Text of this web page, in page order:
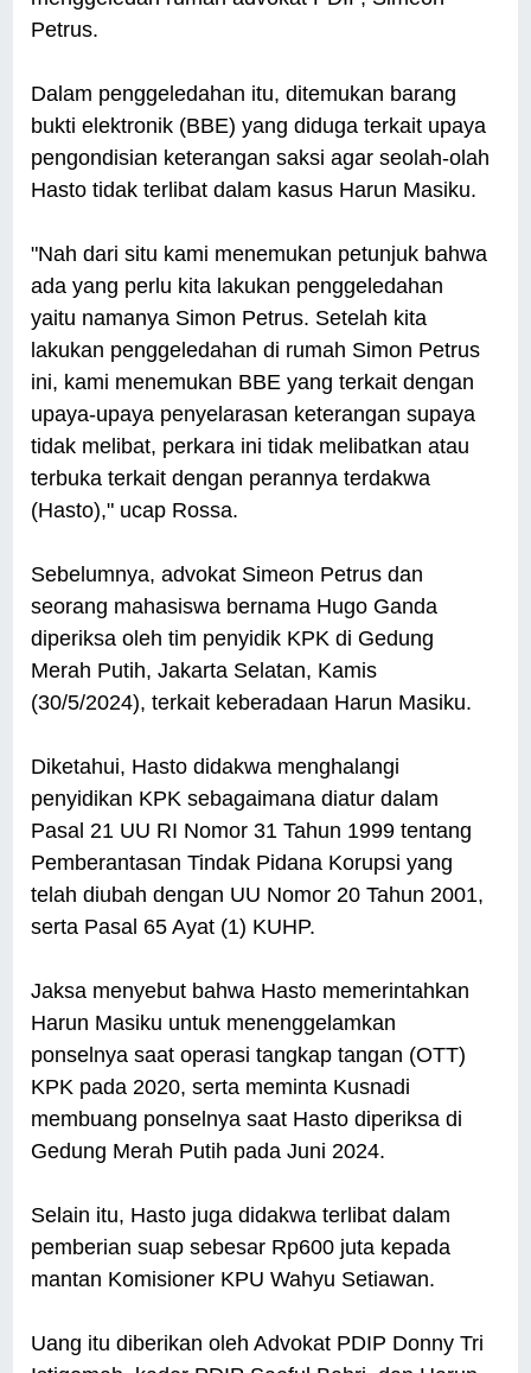
Petrus.
Dalam penggeledahan itu, ditemukan barang
bukti elektronik (BBE) yang diduga terkait upaya
pengondisian keterangan saksi agar seolah-olah
Hasto tidak terlibat dalam kasus Harun Masiku.
"Nah dari situ kami menemukan petunjuk bahwa
ada yang perlu kita lakukan penggeledahan
yaitu namanya Simon Petrus. Setelah kita
lakukan penggeledahan di rumah Simon Petrus
ini, kami menemukan BBE yang terkait dengan
upaya-upaya penyelarasan keterangan supaya
tidak melibat, perkara ini tidak melibatkan atau
terbuka terkait dengan perannya terdakwa
(Hasto)," ucap Rossa.
Sebelumnya, advokat Simeon Petrus dan
seorang mahasiswa bernama Hugo Ganda
diperiksa oleh tim penyidik KPK di Gedung
Merah Putih, Jakarta Selatan, Kamis
(30/5/2024), terkait keberadaan Harun Masiku.
Diketahui, Hasto didakwa menghalangi
penyidikan KPK sebagaimana diatur dalam
Pasal 21 UU RI Nomor 31 Tahun 1999 tentang
Pemberantasan Tindak Pidana Korupsi yang
telah diubah dengan UU Nomor 20 Tahun 2001,
serta Pasal 65 Ayat (1) KUHP.
Jaksa menyebut bahwa Hasto memerintahkan
Harun Masiku untuk menenggelamkan
ponselnya saat operasi tangkap tangan (OTT)
KPK pada 2020, serta meminta Kusnadi
membuang ponselnya saat Hasto diperiksa di
Gedung Merah Putih pada Juni 2024.
Selain itu, Hasto juga didakwa terlibat dalam
pemberian suap sebesar Rp600 juta kepada
mantan Komisioner KPU Wahyu Setiawan.
Uang itu diberikan oleh Advokat PDIP Donny Tri